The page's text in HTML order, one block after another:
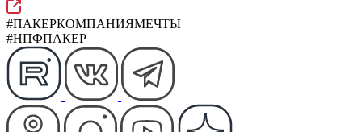
#ПАКЕРКОМПАНИЯМЕЧТЫ
#НПФПАКЕР